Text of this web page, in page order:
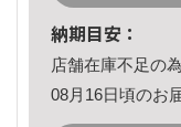
納期目安：
店舗在庫不足の
08月16日頃のお